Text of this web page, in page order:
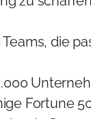
die
Fortune